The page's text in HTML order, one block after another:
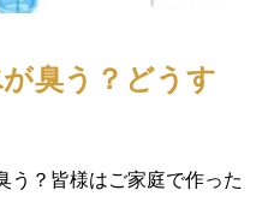
臭う？どうす
う？皆様はご家庭で作った